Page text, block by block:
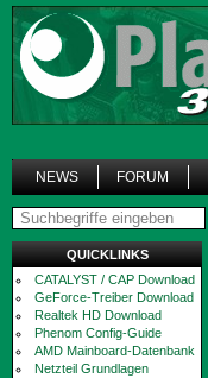
NEWS FORUM
QUICKLINKS
CATALYST / CAP Download
GeForce-Treiber Download
Realtek HD Download
Phenom Config-Guide
AMD Mainboard-Datenbank
Netzteil Grundlagen